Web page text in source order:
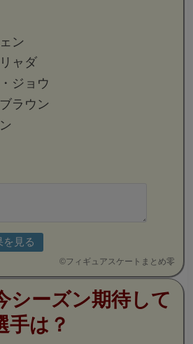
ン
ャダ
ジョウ
ラウン
©フィギュアスケートまとめ零
シーズン期待して
手は？